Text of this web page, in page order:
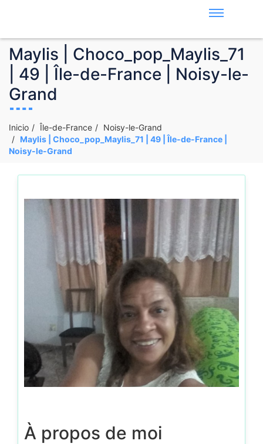
Maylis | Choco_pop_Maylis_71
| 49 | Île-de-France | Noisy-le-
Grand
Inicio Île-de-France
Noisy-le-Grand
Maylis | Choco_pop_Maylis_71 | 49 | Île-de-France |
Noisy-le-Grand
À propos de moi